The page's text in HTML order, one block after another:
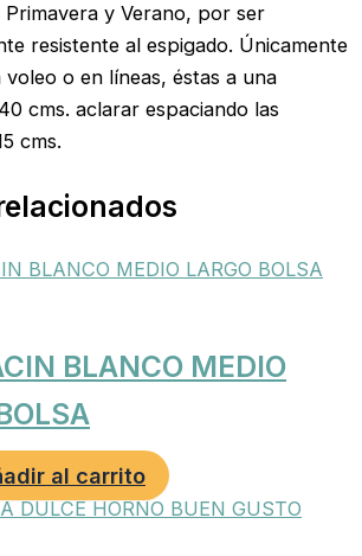
Primavera y Verano, por ser
resistente al espigado. Únicamente
voleo o en líneas, éstas a una
cms. aclarar espaciando las
cms.
BLANCO MEDIO
al carrito